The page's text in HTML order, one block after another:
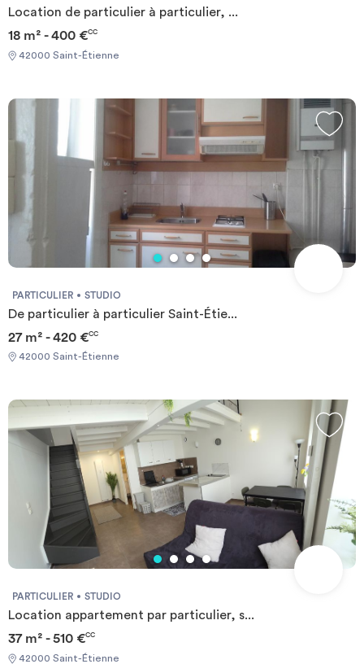
Location de particulier à particulier, ...
18 m² - 400 €CC
42000 Saint-Étienne
PARTICULIER STUDIO
De particulier à particulier Saint-Étie...
27 m² - 420 €CC
42000 Saint-Étienne
PARTICULIER STUDIO
Location appartement par particulier, s...
37 m² - 510 €CC
42000 Saint-Étienne